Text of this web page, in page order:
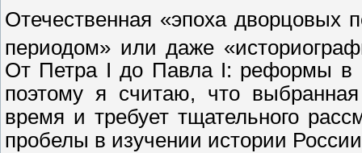
Отечественная «эпоха дворцовых
периодом» или даже
От Петра I до Павла I: реформы в
поэтому я считаю, что
время и требует тщательного
пробелы в изучении истории